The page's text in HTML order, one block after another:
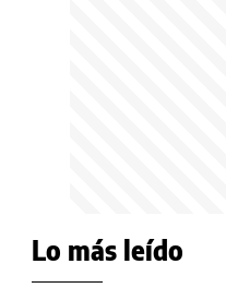
Lo más leído